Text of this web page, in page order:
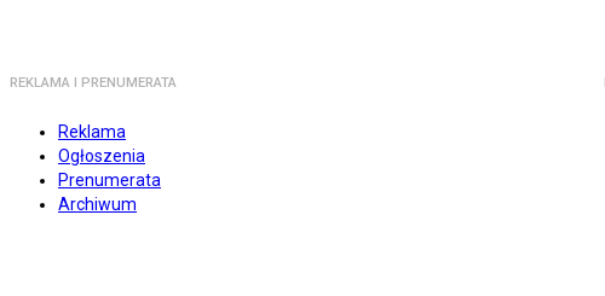
REKLAMA I PRENUMERATA
Reklama
Ogłoszenia
Prenumerata
Archiwum